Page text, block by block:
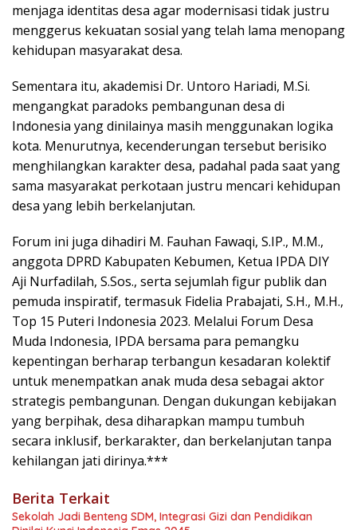
menjaga identitas desa agar modernisasi tidak justru
menggerus kekuatan sosial yang telah lama menopang
kehidupan masyarakat desa.
Sementara itu, akademisi Dr. Untoro Hariadi, M.Si.
mengangkat paradoks pembangunan desa di
Indonesia yang dinilainya masih menggunakan logika
kota. Menurutnya, kecenderungan tersebut berisiko
menghilangkan karakter desa, padahal pada saat yang
sama masyarakat perkotaan justru mencari kehidupan
desa yang lebih berkelanjutan.
Forum ini juga dihadiri M. Fauhan Fawaqi, S.IP., M.M.,
anggota DPRD Kabupaten Kebumen, Ketua IPDA DIY
Aji Nurfadilah, S.Sos., serta sejumlah figur publik dan
pemuda inspiratif, termasuk Fidelia Prabajati, S.H., M.H.,
Top 15 Puteri Indonesia 2023. Melalui Forum Desa
Muda Indonesia, IPDA bersama para pemangku
kepentingan berharap terbangun kesadaran kolektif
untuk menempatkan anak muda desa sebagai aktor
strategis pembangunan. Dengan dukungan kebijakan
yang berpihak, desa diharapkan mampu tumbuh
secara inklusif, berkarakter, dan berkelanjutan tanpa
kehilangan jati dirinya.***
Berita Terkait
Sekolah Jadi Benteng SDM, Integrasi Gizi dan Pendidikan